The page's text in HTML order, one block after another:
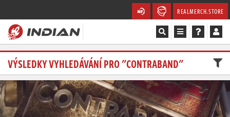
REALMERCH.STORE
Magazín
Recenze
Videa
VÝSLEDKY VYHLEDÁVÁNÍ PRO "CONTRABAND"